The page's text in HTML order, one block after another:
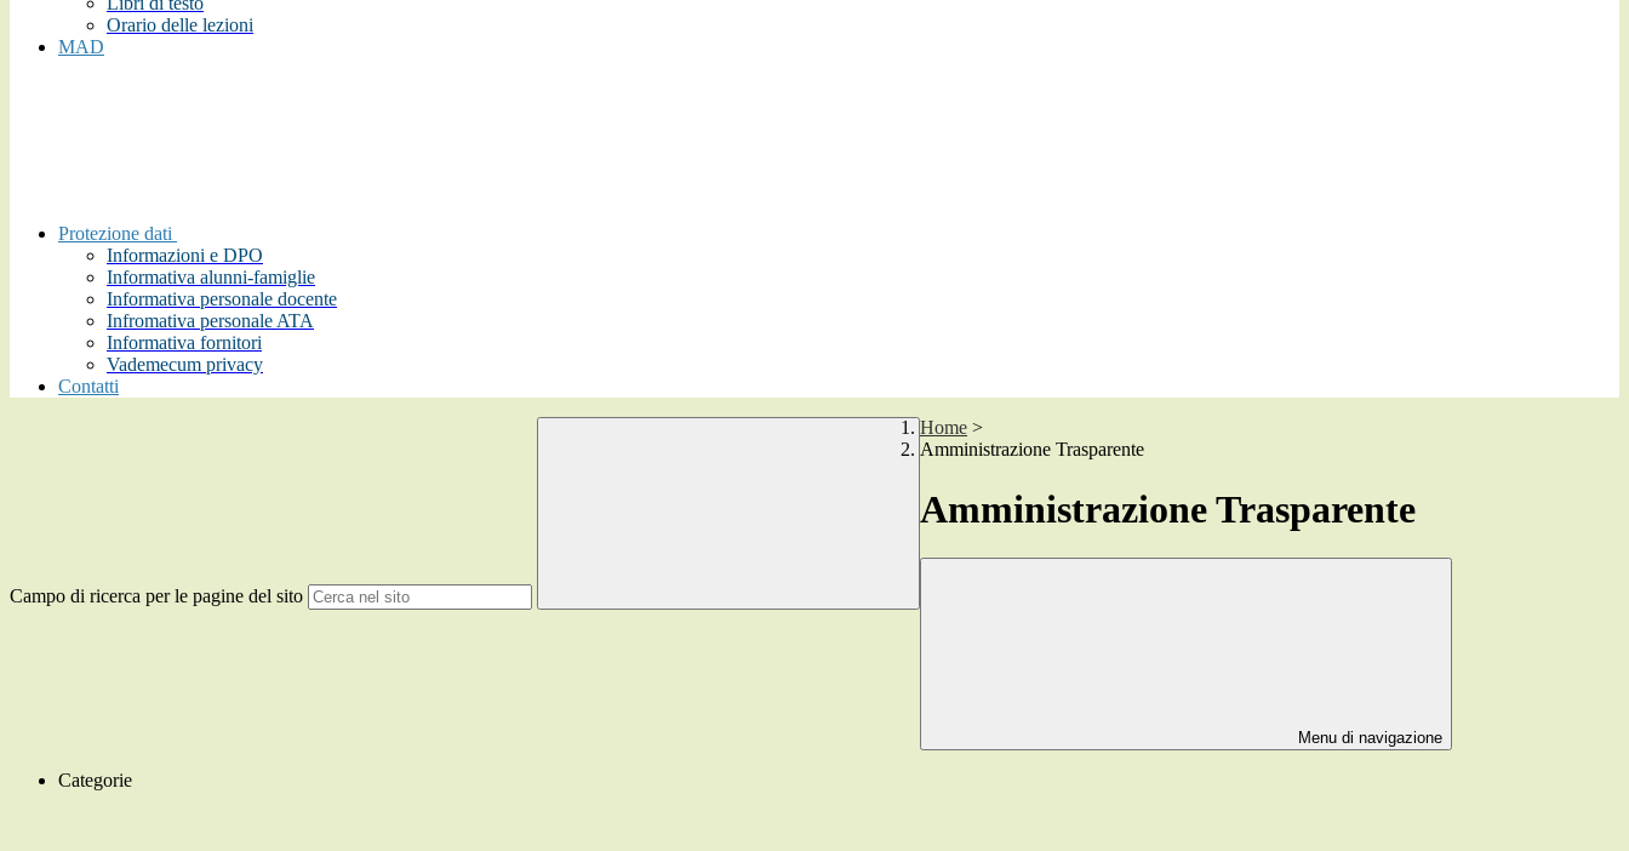
Orario delle lezioni
MAD
Protezione dati
Informazioni e DPO
Informativa alunni-famiglie
Informativa personale docente
Infromativa personale ATA
Informativa fornitori
Vademecum privacy
Contatti
Campo di ricerca per le pagine del sito
Home >
Amministrazione Trasparente
Amministrazione Trasparente
Menu di navigazione
Categorie